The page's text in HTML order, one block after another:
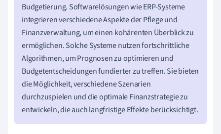
Budgetierung. Softwarelösungen wie ERP-Systeme
integrieren verschiedene Aspekte der Pflege und
Finanzverwaltung, um einen kohärenten Überblick zu
ermöglichen. Solche Systeme nutzen fortschrittliche
Algorithmen, um Prognosen zu optimieren und
Budgetentscheidungen fundierter zu treffen. Sie bieten
die Möglichkeit, verschiedene Szenarien
durchzuspielen und die optimale Finanzstrategie zu
entwickeln, die auch langfristige Effekte berücksichtigt.